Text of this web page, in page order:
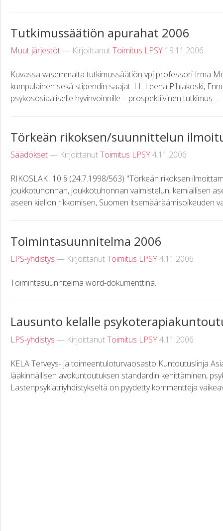
Tutkimussäätiön apurahat 2006
Muut järjestöt— KirjoittanutToimitus LPSY 19.11.2006
Kuvassa vasemmalta tutkimussäätiön vpj professori Irma
kumpulainen sekä stipendin saajat: LL Leena Pihlakoski,
psykososiaaliselle hyvinvoinnille – prospektiivinen tutkimus ...
Törkeän rikoksen/suunnittelun
Säädökset— KirjoittanutToimitus LPSY4.11.2006
RIKOSLAKI 10 § (24.7.1998/563) "Törkeän rikoksen
joukkotuhonnan, joukkotuhonnan valmistelun, kemiallisen
aseen kiellon rikkomisen, Suomen itsemääräämisoikeuden
Toimintasuunnitelma 2006
LPS-yhdistys — KirjoittanutToimitus LPSY4.11.2006
Toimintasuunnitelma word-dokumenttinä.
Lausunto kelalle
LPS-yhdistys — KirjoittanutToimitus LPSY4.11.2006
KELA Terveys- ja toimeentuloturvaosasto Kuntoutuslinja
lääkinnällisen avokuntoutuksen standardin kehittäminen,
Lastenpsykiatriyhdistykseltä on pyydetty kommentteja